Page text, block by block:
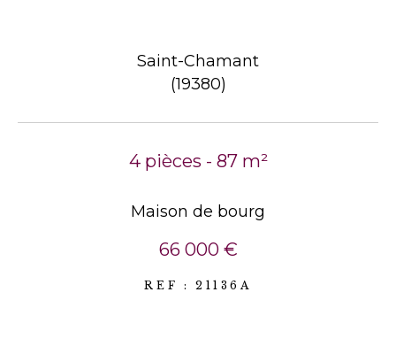
Saint-Chamant
(19380)
4 pièces - 87 m²
Maison de bourg
66 000 €
REF : 21136A